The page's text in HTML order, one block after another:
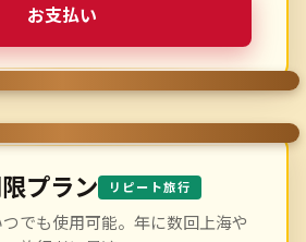
お支払い
プラン リピート旅行
でも使用可能。年に数回上海や